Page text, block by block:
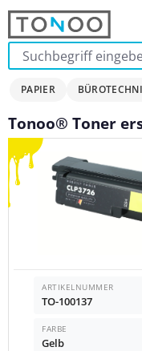
Zum Hauptinhalt
PAPIER
Tonoo® Toner
Bildergalerie
ARTIKELNUMMER
TO-100137
FARBE
Gelb